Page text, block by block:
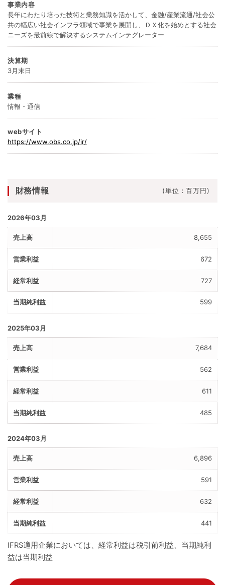
事業内容
長年にわたり培った技術と業務知識を活かして、金融/産業流通/社会公
共の幅広い社会インフラ領域で事業を展開し、ＤＸ化を始めとする社会
ニーズを最前線で解決するシステムインテグレーター
決算期
3月末日
業種
情報・通信
webサイト
https://www.obs.co.jp/ir/
財務情報 (単位：百万円)
2026年03月
8,655
672
727
599
2025年03月
7,684
562
611
485
2024年03月
6,896
591
632
441
IFRS適用企業においては、経常利益は税引前利益、当期純利
益は当期利益